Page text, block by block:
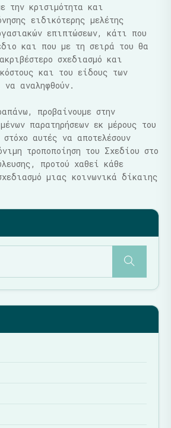
την κρισιμότητα και
ειδικότερης μελέτης
επιπτώσεων, κάτι που
και που με τη σειρά του θα
σχεδιασμό και
και του είδους των
να αναληφθούν.
προβαίνουμε στην
παρατηρήσεων εκ μέρους του
αυτές να αποτελέσουν
τροποποίηση του Σχεδίου στο
προτού χαθεί κάθε
μιας κοινωνικά δίκαιης